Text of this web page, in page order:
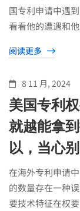
国专利申请中遇
看看他的遭遇和
阅读更多
8 11 月, 2024
美国专利
就越能拿
以，当心
在海外专利申请
的数量存在一种
要技术特征在权